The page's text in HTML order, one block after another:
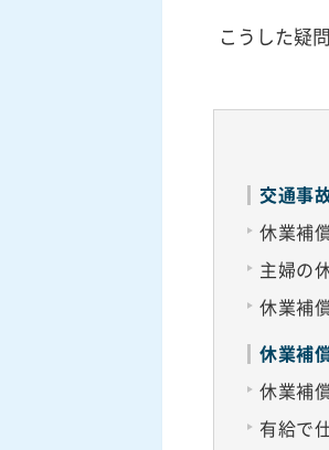
こうした疑
交通事
休業補
主婦の
休業補
休業補
休業補
有給で